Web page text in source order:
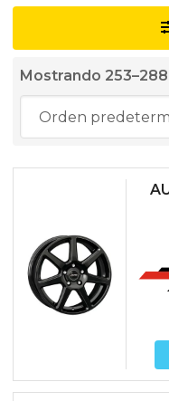
Mostrando